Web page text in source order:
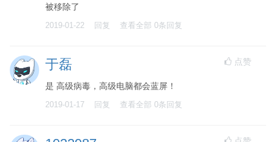
被移除了
2019-01-22 回复 查看全部 0条回复
于磊 点赞
是 高级病毒，高级电脑都会蓝屏！
2019-01-17 回复 查看全部 0条回复